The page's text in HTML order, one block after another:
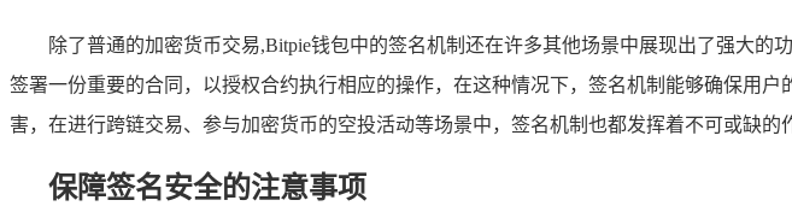
除了普通的加密货币交易,Bitpie钱包中的签名机制还在许多其他场景中展现出了强大
签署一份重要的合同，以授权合约执行相应的操作，在这种情况下，签名机制能够确保用
害，在进行跨链交易、参与加密货币的空投活动等场景中，签名机制也都发挥着不可或缺的
保障签名安全的注意事项